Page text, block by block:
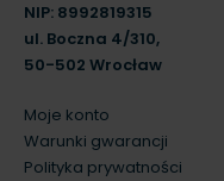
NIP: 8992819315
ul. Boczna 4/310,
50-502 Wrocław
Moje konto
Warunki gwarancji
Polityka prywatności